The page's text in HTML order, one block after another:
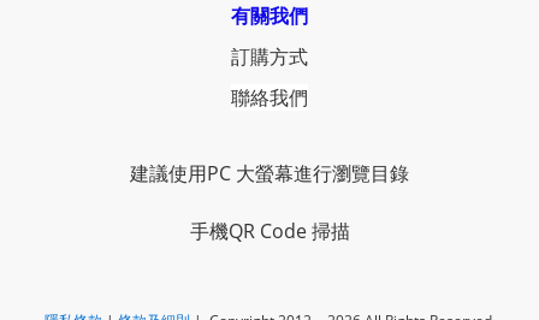
有關我們
訂購方式
聯絡我們
建議使用PC 大螢幕進行瀏覽目錄
手機QR Code 掃描